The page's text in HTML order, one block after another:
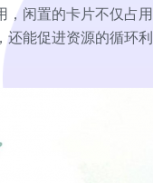
闲置的卡片不仅占
能促进资源的循环利